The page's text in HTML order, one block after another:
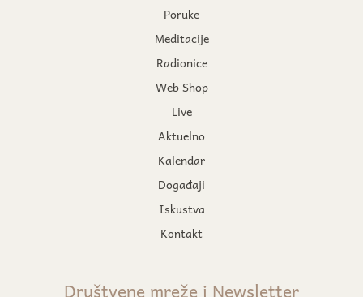
Poruke
Meditacije
Radionice
Web Shop
Live
Aktuelno
Kalendar
Događaji
Iskustva
Kontakt
Društvene mreže i Newsletter